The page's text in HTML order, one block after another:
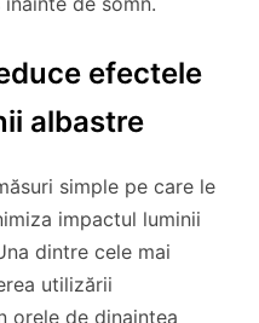
efectele
albastre
simple pe care le
impactul luminii
dintre cele mai
utilizării
orele de dinaintea